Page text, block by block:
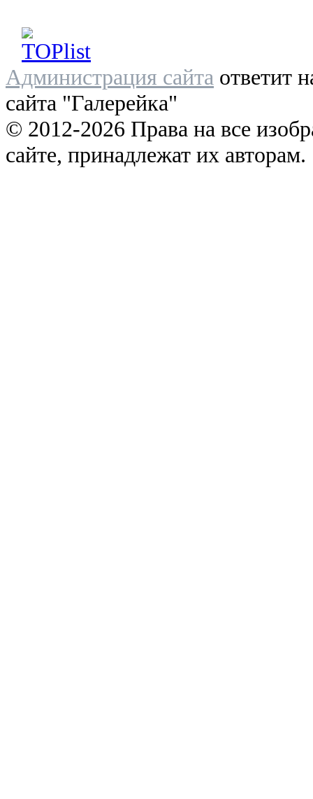
Администрация сайта ответит
сайта "Галерейка"
© 2012-2026 Права на все
сайте, принадлежат их авторам.